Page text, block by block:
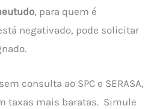
, para quem é
negativado, pode solicitar
consulta ao SPC e SERASA,
taxas mais baratas. Simule